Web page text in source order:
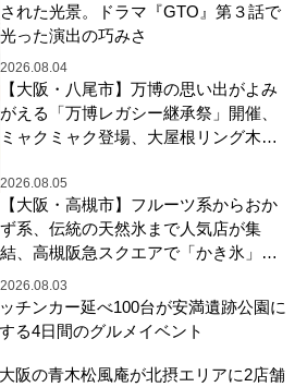
された光景。ドラマ『GTO』第３話で
光った演出の巧みさ
2026.08.04
【大阪・八尾市】万博の思い出がよみ
がえる「万博レガシー継承祭」開催、
ミャクミャク登場、大屋根リング木材
展示も
2026.08.05
【大阪・高槻市】フルーツ系からおか
ず系、伝統の天然氷まで人気店が集
結、高槻阪急スクエアで「かき氷」祭
り
2026.08.03
チンカー延べ100台が安満遺跡公園に
る4日間のグルメイベント
阪の青木松風庵が北摂エリアに2店舗